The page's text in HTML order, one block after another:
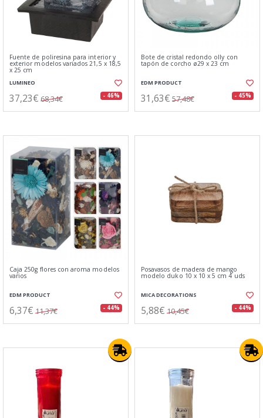
Fuente de poliresina para interior y
exterior modelos variados 21,5 x 18,5
x 25 cm
LUMINEO
37,23€ 68,34€ - 46%
Bote de cristal redondo olly con
tapón de corcho ø29 x 23 cm
EDM PRODUCT
31,63€ 57,48€ - 45%
Caja 250g flores con aroma modelos
varios
EDM PRODUCT
6,37€ 11,37€ - 44%
Posavasos de madera de mango
modelo duko 10 x 10 x 5 cm 4 uds
MICA DECORATIONS
5,88€ 10,45€ - 44%